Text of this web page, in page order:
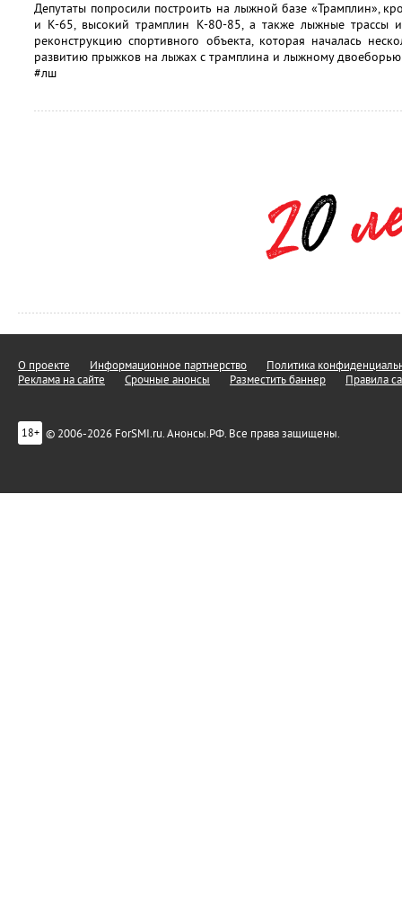
Депутаты попросили построить на лыжной базе «Трамплин»,
и К-65, высокий трамплин К-80-85, а также лыжные трассы и
реконструкцию спортивного объекта, которая началась
развитию прыжков на лыжах с трамплина и лыжному
#лш
О проекте Информационное партнерство
Политика
Реклама на сайте
Срочные анонсы Разместить баннер Правила
18+ © 2006-2026 ForSMI.ru. Анонсы.РФ. Все права защищены.